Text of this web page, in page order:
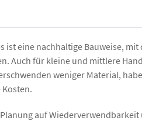
ist eine nachhaltige Bauweise, mit
Auch für kleine und mittlere
weniger Material,
auf Wiederverwendbarkeit